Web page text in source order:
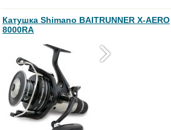
Катушка Shimano BAITRUNNER X-AERO
8000RA